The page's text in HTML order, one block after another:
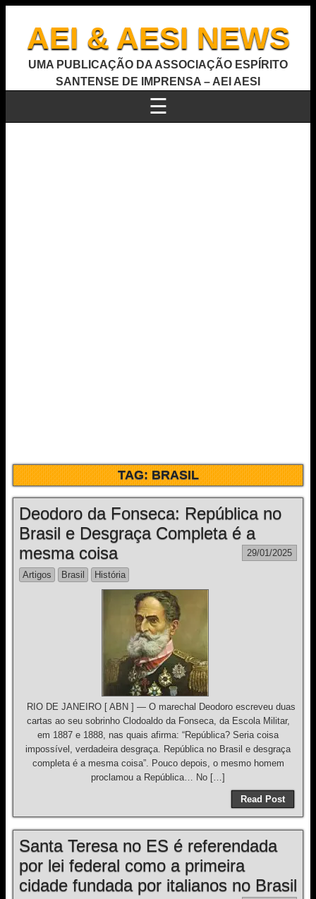
AEI & AESI NEWS
UMA PUBLICAÇÃO DA ASSOCIAÇÃO ESPÍRITO
SANTENSE DE IMPRENSA – AEI AESI
☰
TAG:BRASIL
Deodoro da Fonseca: República no
Brasil e Desgraça Completa é a
mesma coisa
29/01/2025
Artigos Brasil História
RIO DE JANEIRO [ ABN ] — O marechal Deodoro escreveu duas
cartas ao seu sobrinho Clodoaldo da Fonseca, da Escola Militar,
em 1887 e 1888, nas quais afirma: “República? Seria coisa
impossível, verdadeira desgraça. República no Brasil e desgraça
completa é a mesma coisa”. Pouco depois, o mesmo homem
proclamou a República… No […]
Read Post
Santa Teresa no ES é referendada
por lei federal como a primeira
cidade fundada por italianos no Brasil